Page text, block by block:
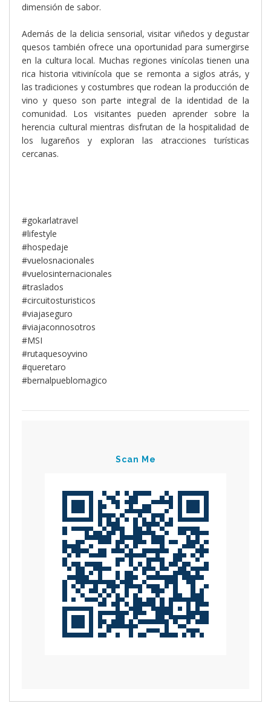
dimensión de sabor.
Además de la delicia sensorial, visitar viñedos y degustar
quesos también ofrece una oportunidad para sumergirse
en la cultura local. Muchas regiones vinícolas tienen una
rica historia vitivinícola que se remonta a siglos atrás, y
las tradiciones y costumbres que rodean la producción de
vino y queso son parte integral de la identidad de la
comunidad. Los visitantes pueden aprender sobre la
herencia cultural mientras disfrutan de la hospitalidad de
los lugareños y exploran las atracciones turísticas
cercanas.
#gokarlatravel
#lifestyle
#hospedaje
#vuelosnacionales
#vuelosinternacionales
#traslados
#circuitosturisticos
#viajaseguro
#viajaconnosotros
#MSI
#rutaquesoyvino
#queretaro
#bernalpueblomagico
Scan Me